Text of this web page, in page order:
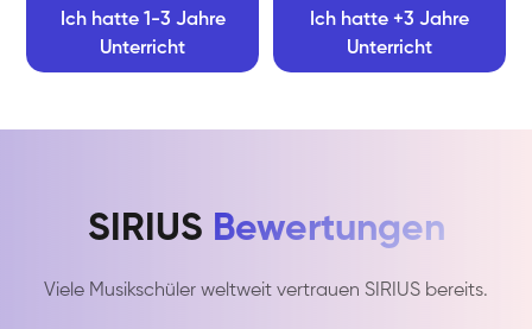
Ich hatte 1-3 Jahre
Unterricht
Ich hatte +3 Jahre
Unterricht
SIRIUS Bewertungen
Viele Musikschüler weltweit vertrauen SIRIUS bereits.